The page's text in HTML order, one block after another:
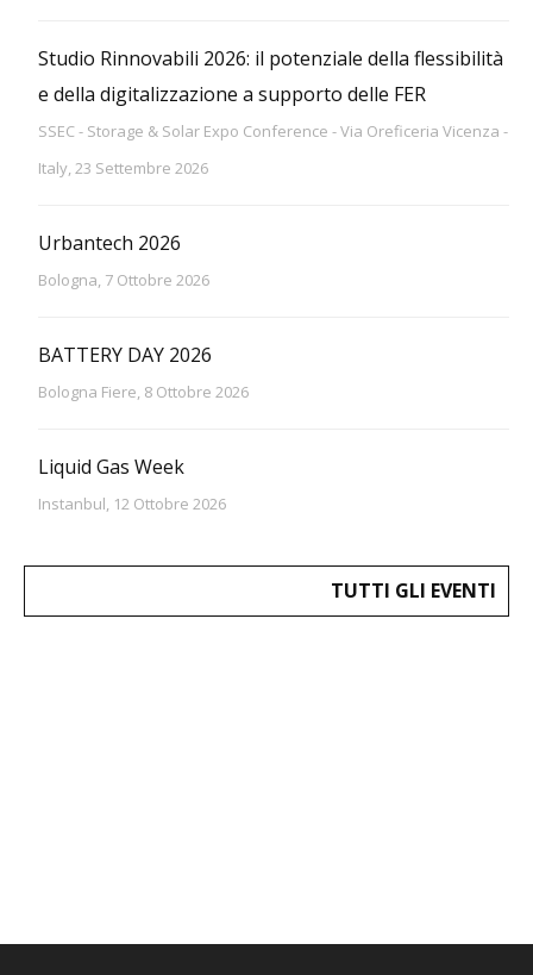
Studio Rinnovabili 2026: il potenziale della flessibilità
e della digitalizzazione a supporto delle FER
SSEC - Storage & Solar Expo Conference - Via Oreficeria Vicenza -
Italy, 23 Settembre 2026
Urbantech 2026
Bologna, 7 Ottobre 2026
BATTERY DAY 2026
Bologna Fiere, 8 Ottobre 2026
Liquid Gas Week
Instanbul, 12 Ottobre 2026
TUTTI GLI EVENTI